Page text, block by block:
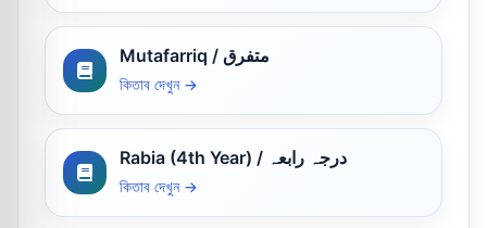
Mutafarriq / متفرق
কিতাব দেখুন →
Rabia (4th Year) / درجہ رابعہ
কিতাব দেখুন →